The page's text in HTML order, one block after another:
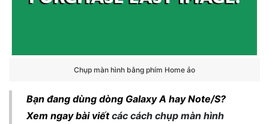
Chụp màn hình bằng phím Home ảo
Bạn đang dùng dòng Galaxy A hay Note/S?
Xem ngay bài viếtcác cách chụp màn hình